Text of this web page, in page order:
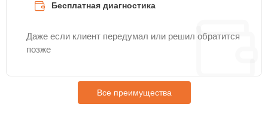
Бесплатная диагностика
Даже если клиент передумал или решил обратится
позже
Все преимущества